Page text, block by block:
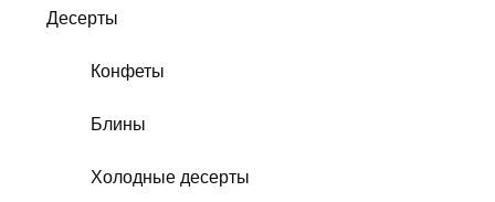
Десерты
Конфеты
Блины
Холодные десерты